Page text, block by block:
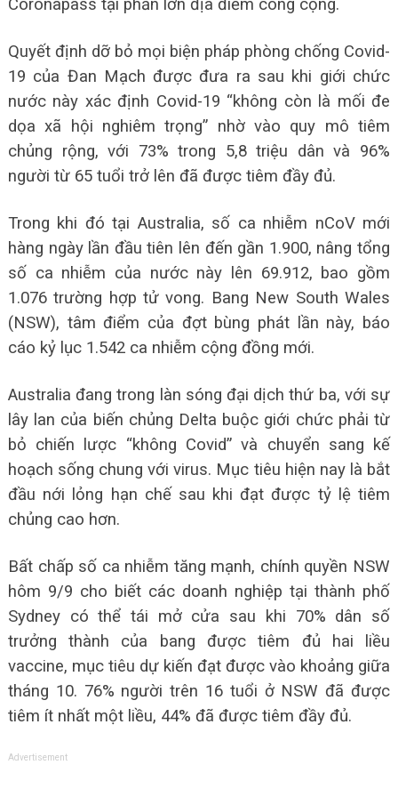
Coronapass tại phần lớn địa điểm công cộng.
Quyết định dỡ bỏ mọi biện pháp phòng chống Covid-
19 của Đan Mạch được đưa ra sau khi giới chức
nước này xác định Covid-19 “không còn là mối đe
dọa xã hội nghiêm trọng” nhờ vào quy mô tiêm
chủng rộng, với 73% trong 5,8 triệu dân và 96%
người từ 65 tuổi trở lên đã được tiêm đầy đủ.
Trong khi đó tại Australia, số ca nhiễm nCoV mới
hàng ngày lần đầu tiên lên đến gần 1.900, nâng tổng
số ca nhiễm của nước này lên 69.912, bao gồm
1.076 trường hợp tử vong. Bang New South Wales
(NSW), tâm điểm của đợt bùng phát lần này, báo
cáo kỷ lục 1.542 ca nhiễm cộng đồng mới.
Australia đang trong làn sóng đại dịch thứ ba, với sự
lây lan của biến chủng Delta buộc giới chức phải từ
bỏ chiến lược “không Covid” và chuyển sang kế
hoạch sống chung với virus. Mục tiêu hiện nay là bắt
đầu nới lỏng hạn chế sau khi đạt được tỷ lệ tiêm
chủng cao hơn.
Bất chấp số ca nhiễm tăng mạnh, chính quyền NSW
hôm 9/9 cho biết các doanh nghiệp tại thành phố
Sydney có thể tái mở cửa sau khi 70% dân số
trưởng thành của bang được tiêm đủ hai liều
vaccine, mục tiêu dự kiến đạt được vào khoảng giữa
tháng 10. 76% người trên 16 tuổi ở NSW đã được
tiêm ít nhất một liều, 44% đã được tiêm đầy đủ.
Advertisement